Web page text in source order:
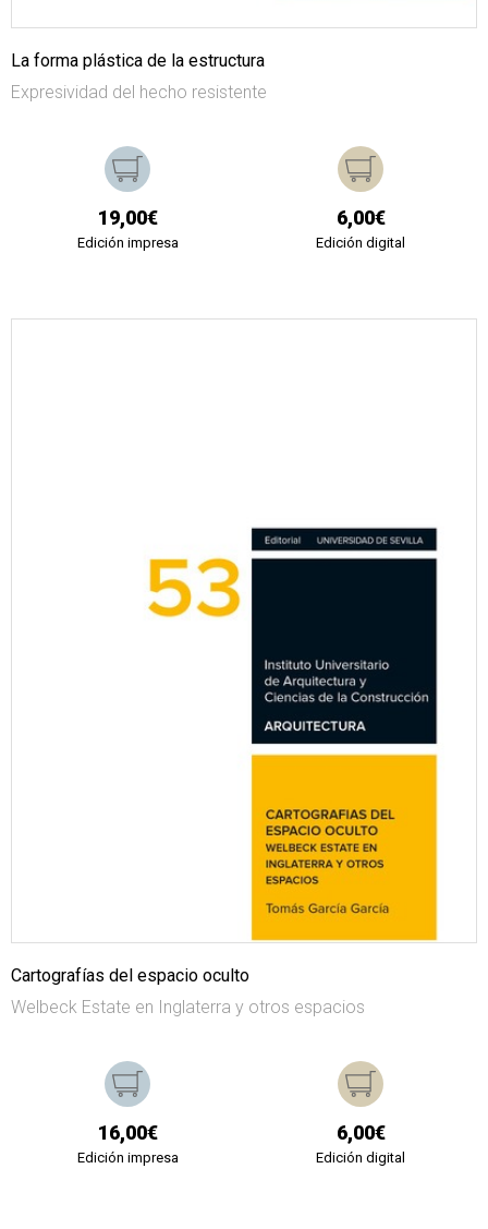
La forma plástica de la estructura
Expresividad del hecho resistente
19,00€
Edición impresa
6,00€
Edición digital
Cartografías del espacio oculto
Welbeck Estate en Inglaterra y otros espacios
16,00€
Edición impresa
6,00€
Edición digital